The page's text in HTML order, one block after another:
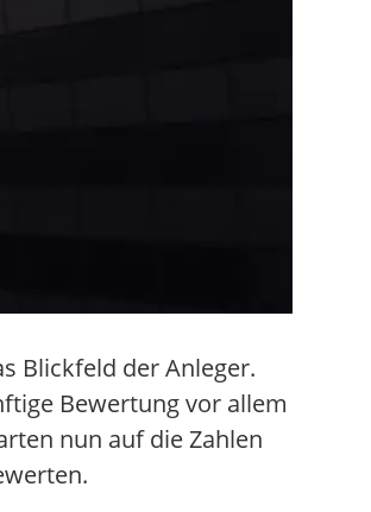
Blickfeld der Anleger.
Bewertung vor allem
nun auf die Zahlen